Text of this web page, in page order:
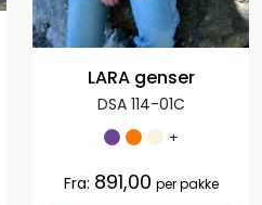
LARA genser
DSA 114-01C
+
Fra: 891,00 per pakke